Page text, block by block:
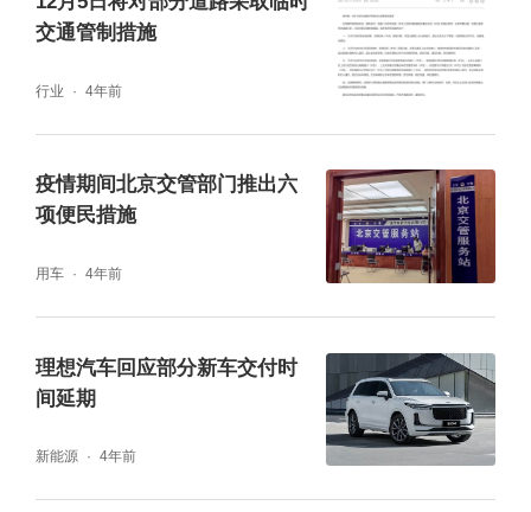
（四）周末部分公园和商圈交通压力将有所增
加
园、八达岭长城、古北水镇、百里画廊等公园
景区将成为出游热点地区，京承高速、京藏高
速、京平高速、西五环、西六环部分路段容易
交通管制措施
行业 4年前
疫情期间北京交管部门推出六
项便民措施
用车 4年前
理想汽车回应部分新车交付时
间延期
新能源 4年前